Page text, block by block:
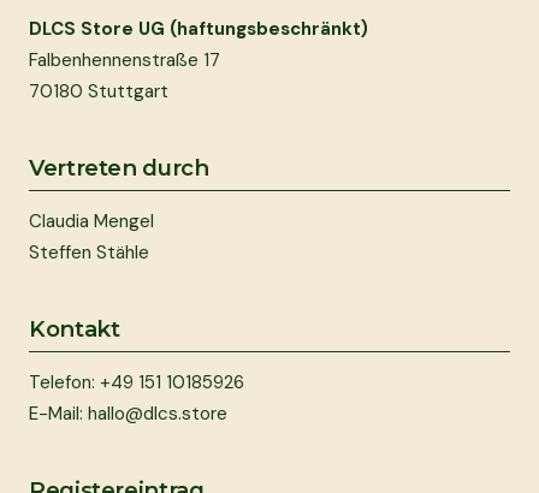
DLCS Store UG (haftungsbeschränkt)
Falbenhennenstraße 17
70180 Stuttgart
Vertreten durch
Claudia Mengel
Steffen Stähle
Kontakt
Telefon: +49 151 10185926
E-Mail: hallo@dlcs.store